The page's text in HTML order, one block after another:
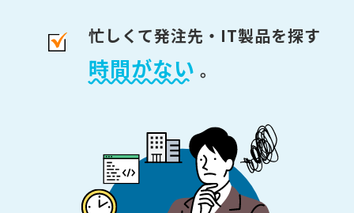
忙しくて発注先・IT製品を探す
時間がない 。